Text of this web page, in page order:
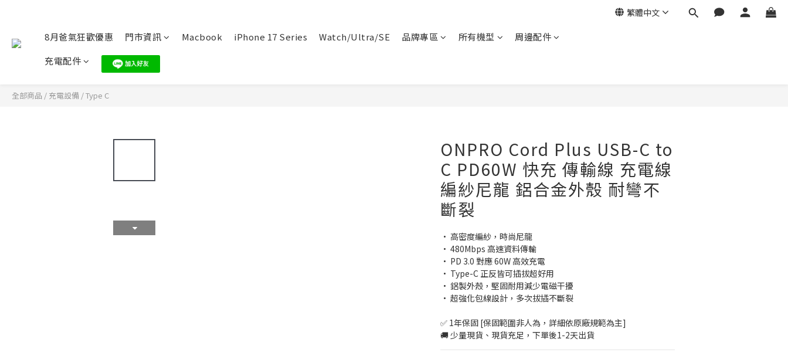
繁體中文
8月爸氣狂歡優惠 門市資訊 Macbook iPhone 17 Series Watch/Ultra/SE 品牌專區 所有機型
周邊配件
充電配件
全部商品 / 充電設備 /Type C
ONPRO Cord Plus USB-C to
C PD60W 快充 傳輸線 充電線
編紗尼龍 鋁合金外殼 耐彎不
斷裂
• 高密度編紗，時尚尼龍
• 480Mbps 高速資料傳輸
• PD 3.0 對應 60W 高效充電
• Type-C 正反皆可插拔超好用
• 鋁製外殼，堅固耐用減少電磁干擾
• 超強化包線設計，多次拔插不斷裂
✅ 1年保固 [保固範圍非人為，詳細依原廠規範為主]
🚚 少量現貨、現貨充足，下單後1-2天出貨